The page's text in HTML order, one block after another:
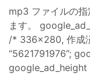
mp3 ファイルの
ます。
/* 336x280, 作成
“5621791976”;